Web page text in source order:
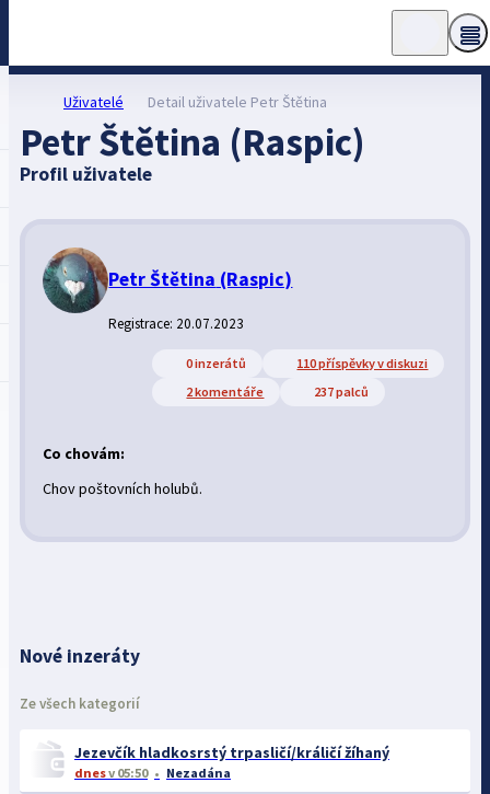
Uživatelé Detail uživatele Petr Štětina
Petr Štětina (Raspic)
Profil uživatele
Petr Štětina (Raspic)
Registrace: 20.07.2023
0 inzerátů
110 příspěvky v diskuzi
2 komentáře
237 palců
Co chovám:
Chov poštovních holubů.
Nové inzeráty
Ze všech kategorií
Jezevčík hladkosrstý trpasličí/králičí žíhaný
dnesv 05:50 Nezadána